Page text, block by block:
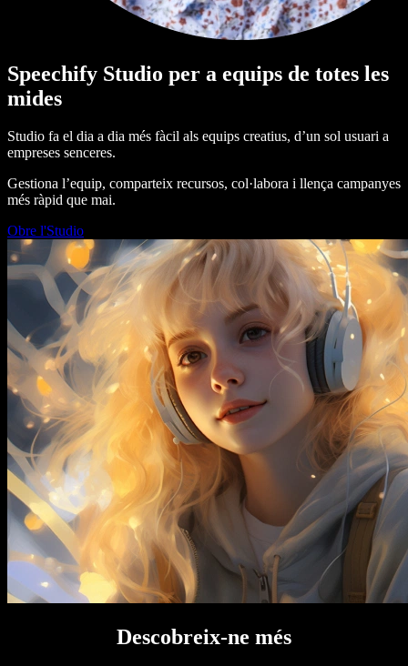
Speechify Studio per a equips de totes les
mides
Studio fa el dia a dia més fàcil als equips creatius, d’un sol usuari a
empreses senceres.
Gestiona l’equip, comparteix recursos, col·labora i llença campanyes
més ràpid que mai.
Obre l'Studio
Descobreix-ne més